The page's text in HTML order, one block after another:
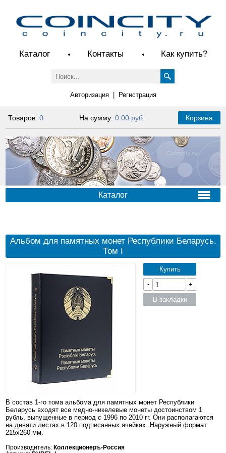
Каталог Контакты Как купить?
Авторизация| Регистрация
Товаров:0 На сумму: 0.00 руб. Корзина
Каталог
Альбом для памятных монет Республики Беларусь.
Том I
В состав 1-го тома альбома для памятных монет Республики
Беларусь входят все медно-никелевые монеты достоинством 1
рубль, выпущенные в период с 1996 по 2010 гг. Они располагаются
на девяти листах в 120 подписанных ячейках. Наружный формат
215x260 мм.
Производитель: Коллекционеръ-Россия
Купить
-
+
В закладки